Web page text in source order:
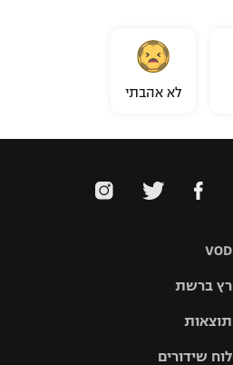
לא אהבתי
VOD
רץ ברשת
תוצאות
לוח שידורים